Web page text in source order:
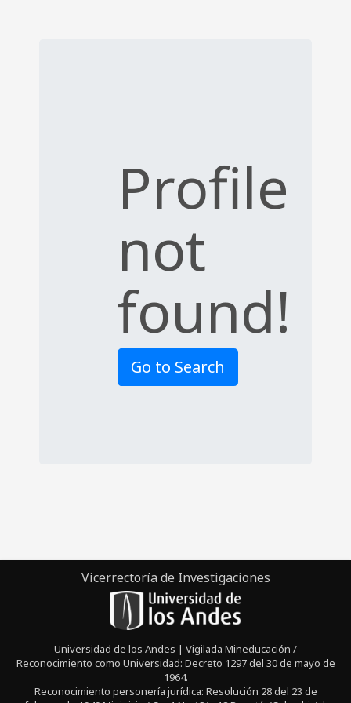
Profile
not
found!
Go to Search
Vicerrectoría de Investigaciones
Universidad de los Andes | Vigilada Mineducación /
Reconocimiento como Universidad: Decreto 1297 del 30 de mayo de
1964.
Reconocimiento personería jurídica: Resolución 28 del 23 de